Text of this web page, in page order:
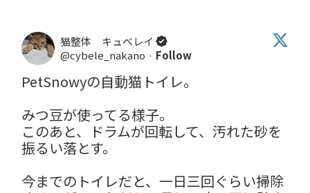
猫整体 キュベレイ
@cybele_nakano · Follow
PetSnowyの自動猫トイレ。
みつ豆が使ってる様子。
このあと、ドラムが回転して、汚れた砂を
振るい落とす。
今までのトイレだと、一日三回ぐらい掃除